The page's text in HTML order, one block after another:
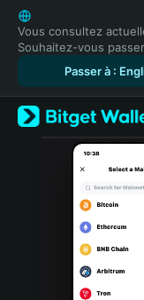
English
日本語
Tiếng Việt
Español
Türkçe
Italiano
Português (Portugal)
Bahasa Indonesia
Vous consultez
Souhaitez-vous
Passer à :